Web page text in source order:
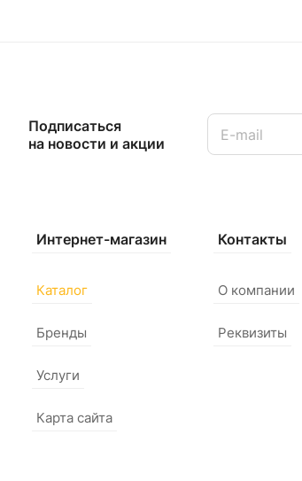
Подписаться
на новости и акции
Интернет-магазин
Каталог
Бренды
Услуги
Карта сайта
Контакты
О компании
Реквизиты